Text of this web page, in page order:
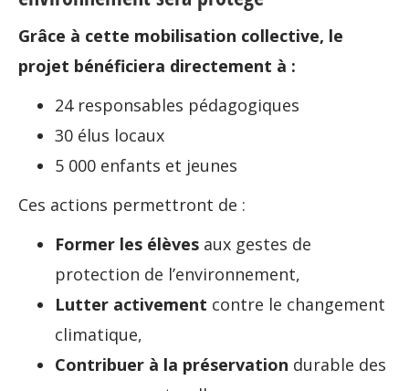
Grâce à cette mobilisation collective, le
projet bénéficiera directement à :
24 responsables pédagogiques
30 élus locaux
5 000 enfants et jeunes
Ces actions permettront de :
Former les élèves aux gestes de
protection de l’environnement,
Lutter activement contre le changement
climatique,
Contribuer à la préservation durable des